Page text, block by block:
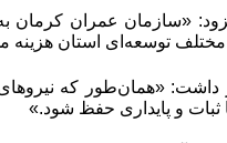
«سازمان عمران کرمان
مختلف توسعه‌ای استان هزینه
داشت: «همان‌طور که
ثبات و پایداری حفظ شود.
»